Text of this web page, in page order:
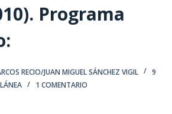
Programa
RECIO/JUAN MIGUEL SÁNCHEZ VIGIL
9
1 COMENTARIO